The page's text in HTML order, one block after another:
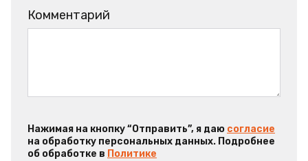
Комментарий
Нажимая на кнопку “Отправить”, я даю согласие
на обработку персональных данных. Подробнее
об обработке в Политике